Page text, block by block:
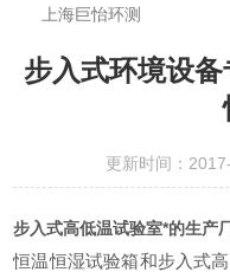
上海巨怡环测
步入式环境设
更新时间：
步入式高低温试验室*的生产
恒温恒湿试验箱和步入式